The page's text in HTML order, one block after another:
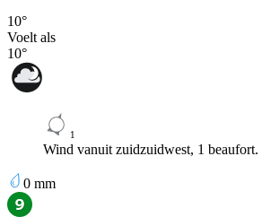
10°
Voelt als
10°
1
Wind vanuit zuidzuidwest, 1 beaufort.
0 mm